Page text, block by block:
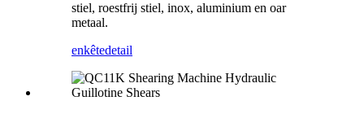
stiel, roestfrij stiel, inox, aluminium en oar
metaal.
enkêtedetail